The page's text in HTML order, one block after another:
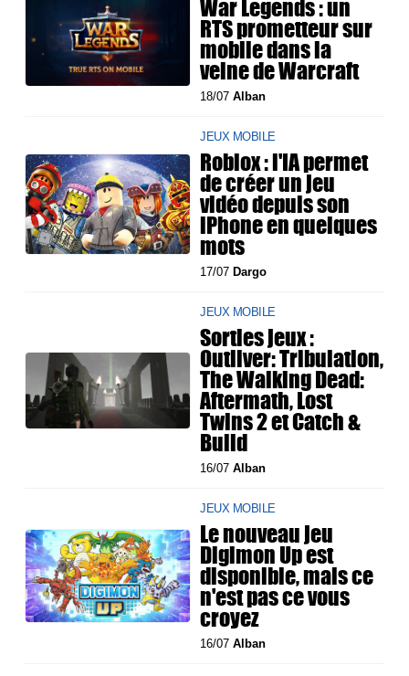
War Legends : un
RTS prometteur sur
mobile dans la
veine de Warcraft
18/07Alban
JEUX MOBILE
Roblox : l'IA permet
de créer un jeu
vidéo depuis son
iPhone en quelques
mots
17/07 Dargo
JEUX MOBILE
Sorties jeux :
Outliver: Tribulation,
The Walking Dead:
Aftermath, Lost
Twins 2 et Catch &
Build
16/07Alban
JEUX MOBILE
Le nouveau jeu
Digimon Up est
disponible, mais ce
n'est pas ce vous
croyez
16/07Alban